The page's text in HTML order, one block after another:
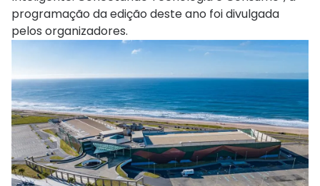
programação da edição deste ano foi divulgada
pelos organizadores.